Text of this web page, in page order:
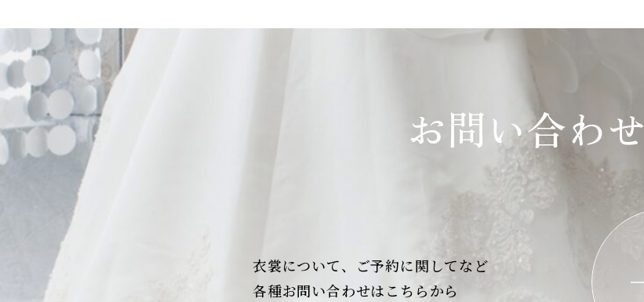
お問い合わせ
衣裳について、ご予約に関してなど
各種お問い合わせはこちらから